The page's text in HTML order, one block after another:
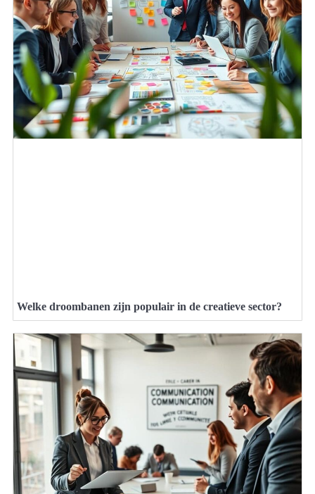
Welke droombanen zijn populair in de creatieve sector?